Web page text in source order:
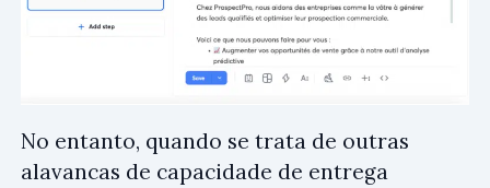
No entanto, quando se trata de outras
alavancas de capacidade de entrega